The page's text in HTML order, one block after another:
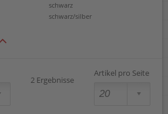
schwarz
schwarz/silber
2 Ergebnisse
Artikel pro Seite